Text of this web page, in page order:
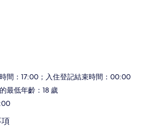
間：17:00；入住登記結束時間：00:00
最低年齡：18 歲
項